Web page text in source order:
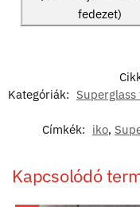
fedezet)
Kategóriák:
Címkék: iko,
Kapcsolódó